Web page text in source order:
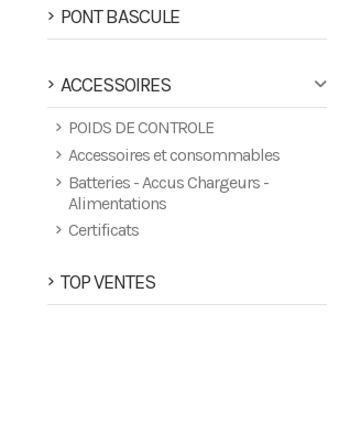
PONT BASCULE
ACCESSOIRES
POIDS DE CONTROLE
Accessoires et consommables
Batteries - Accus Chargeurs -
Alimentations
Certificats
TOP VENTES